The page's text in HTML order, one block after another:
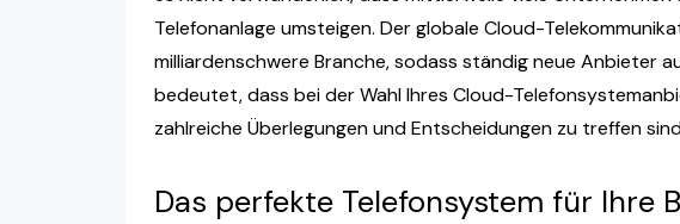
Telefonanlage umsteigen. Der globale Cloud-
milliardenschwere Branche, sodass ständig neue Anbieter
bedeutet, dass bei der Wahl Ihres Cloud-
zahlreiche Überlegungen und Entscheidungen zu treffen
Das perfekte Telefonsystem für Ihre